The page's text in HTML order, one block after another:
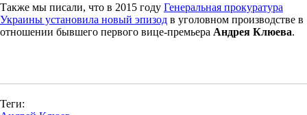
Также мы писали, что в 2015 году Генеральная прокуратура
Украины установила новый эпизод в уголовном производстве в
отношении бывшего первого вице-премьера Андрея Клюева.
Теги: